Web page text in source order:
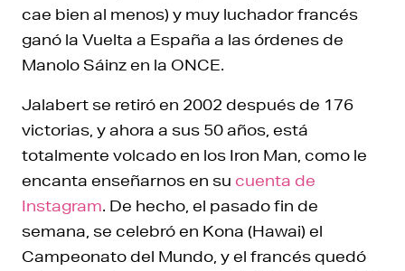
cae bien al menos) y muy luchador francés
ganó la Vuelta a España a las órdenes de
Manolo Sáinz en la ONCE.
Jalabert se retiró en 2002 después de 176
victorias, y ahora a sus 50 años, está
totalmente volcado en los Iron Man, como le
encanta enseñarnos en su cuenta de
Instagram. De hecho, el pasado fin de
semana, se celebró en Kona (Hawai) el
Campeonato del Mundo, y el francés quedó